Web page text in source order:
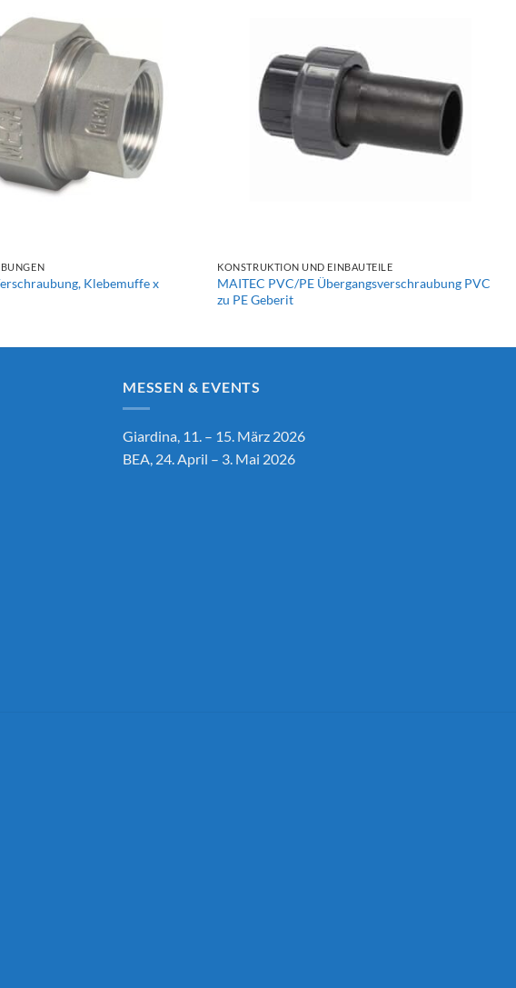
Klebemuffe x
KONSTRUKTION UND EINBAUTEILE
MAITEC PVC/PE Übergangsverschraubung PVC
zu PE Geberit
MESSEN & EVENTS
Giardina, 11. – 15. März 2026
BEA, 24. April – 3. Mai 2026